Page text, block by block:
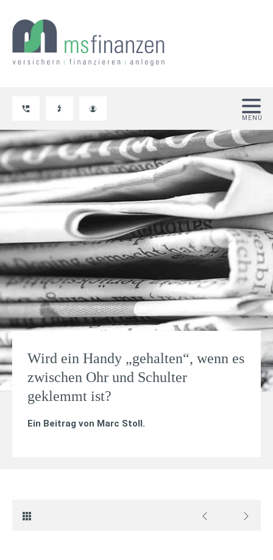
Wird ein Handy „gehalten“, wenn es
zwischen Ohr und Schulter
geklemmt ist?
Ein Beitrag von Marc Stoll.